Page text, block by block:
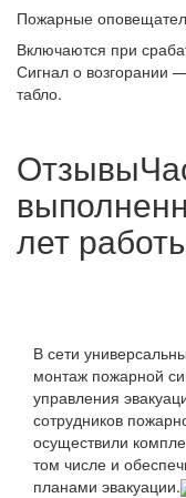
Пожарные
Включаются при
Сигнал о возгорании
табло.
Отзывы
лет
В сети
монтаж пожарной
управления
сотрудников
осуществили
том числе и
планами эвакуации.